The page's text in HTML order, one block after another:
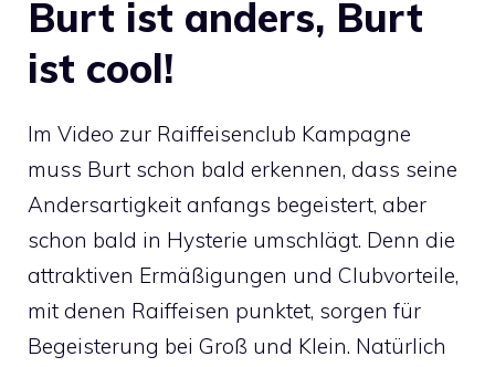
Burt ist anders, Burt
ist cool!
Im Video zur Raiffeisenclub Kampagne
muss Burt schon bald erkennen, dass seine
Andersartigkeit anfangs begeistert, aber
schon bald in Hysterie umschlägt. Denn die
attraktiven Ermäßigungen und Clubvorteile,
mit denen Raiffeisen punktet, sorgen für
Begeisterung bei Groß und Klein. Natürlich